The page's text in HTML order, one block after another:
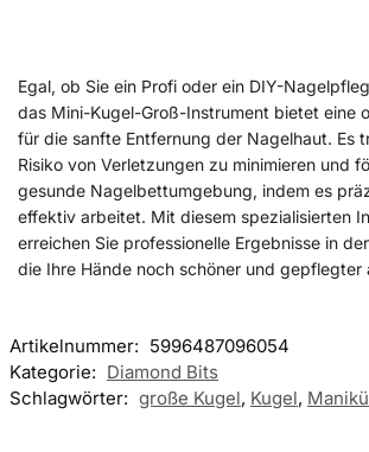
Egal, ob Sie ein Profi oder ein DIY-
das Mini-Kugel-Groß-Instrument bietet eine
für die sanfte Entfernung der Nagelhaut. Es
Risiko von Verletzungen zu minimieren und
gesunde Nagelbettumgebung, indem es
effektiv arbeitet. Mit diesem spezialisierten
erreichen Sie professionelle Ergebnisse in
die Ihre Hände noch schöner und gepflegter
Artikelnummer: 5996487096054
Kategorie: Diamond Bits
Schlagwörter: große Kugel, Kugel,